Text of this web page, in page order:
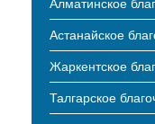
Алматинское
Астанайское
Жаркентское
Талгарское